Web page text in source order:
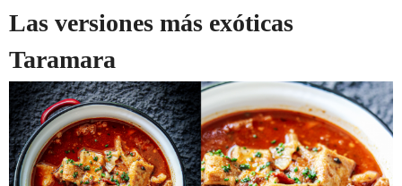
Las versiones más exóticas
Taramara